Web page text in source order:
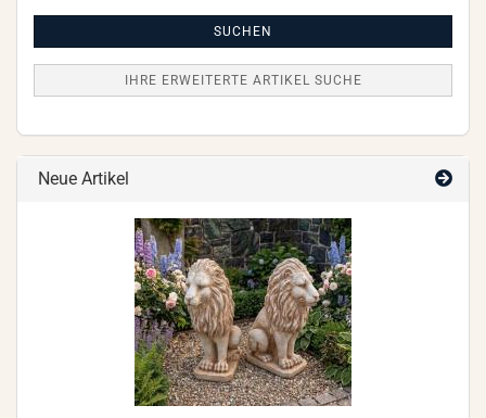
SUCHEN
IHRE ERWEITERTE ARTIKEL SUCHE
Neue Artikel